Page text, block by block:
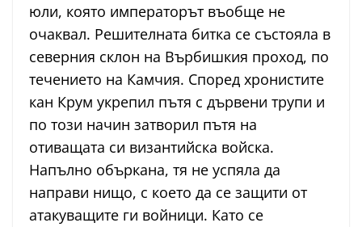
юли, която императорът въобще не
очаквал. Решителната битка се състояла в
северния склон на Върбишкия проход, по
течението на Камчия. Според хронистите
кан Крум укрепил пътя с дървени трупи и
по този начин затворил пътя на
отиващата си византийска войска.
Напълно объркана, тя не успяла да
направи нищо, с което да се защити от
атакуващите ги войници. Като се